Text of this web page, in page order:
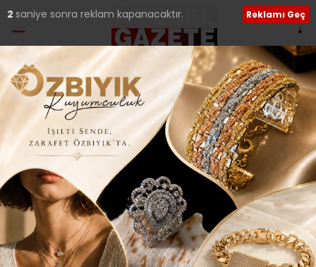
Ana Sayfa›Genel
CHP’Lİ HAMZAÇEBİ’DEN
PARK NÖBETİNE
DESTEK..
1 saniye sonra reklam kapanacaktır. Reklamı Geç